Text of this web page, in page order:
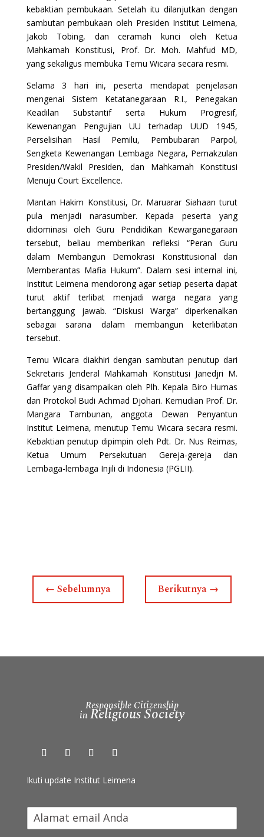
kebaktian pembukaan. Setelah itu dilanjutkan dengan
sambutan pembukaan oleh Presiden Institut Leimena,
Jakob Tobing, dan ceramah kunci oleh Ketua
Mahkamah Konstitusi, Prof. Dr. Moh. Mahfud MD,
yang sekaligus membuka Temu Wicara secara resmi.
Selama 3 hari ini, peserta mendapat penjelasan
mengenai Sistem Ketatanegaraan R.I., Penegakan
Keadilan Substantif serta Hukum Progresif,
Kewenangan Pengujian UU terhadap UUD 1945,
Perselisihan Hasil Pemilu, Pembubaran Parpol,
Sengketa Kewenangan Lembaga Negara, Pemakzulan
Presiden/Wakil Presiden, dan Mahkamah Konstitusi
Menuju Court Excellence.
Mantan Hakim Konstitusi, Dr. Maruarar Siahaan turut
pula menjadi narasumber. Kepada peserta yang
didominasi oleh Guru Pendidikan Kewarganegaraan
tersebut, beliau memberikan refleksi “Peran Guru
dalam Membangun Demokrasi Konstitusional dan
Memberantas Mafia Hukum”. Dalam sesi internal ini,
Institut Leimena mendorong agar setiap peserta dapat
turut aktif terlibat menjadi warga negara yang
bertanggung jawab. “Diskusi Warga” diperkenalkan
sebagai sarana dalam membangun keterlibatan
tersebut.
Temu Wicara diakhiri dengan sambutan penutup dari
Sekretaris Jenderal Mahkamah Konstitusi Janedjri M.
Gaffar yang disampaikan oleh Plh. Kepala Biro Humas
dan Protokol Budi Achmad Djohari. Kemudian Prof. Dr.
Mangara Tambunan, anggota Dewan Penyantun
Institut Leimena, menutup Temu Wicara secara resmi.
Kebaktian penutup dipimpin oleh Pdt. Dr. Nus Reimas,
Ketua Umum Persekutuan Gereja-gereja dan
Lembaga-lembaga Injili di Indonesia (PGLII).
← Sebelumnya Berikutnya →
Responsible Citizenship
in Religious Society
Ikuti update Institut Leimena